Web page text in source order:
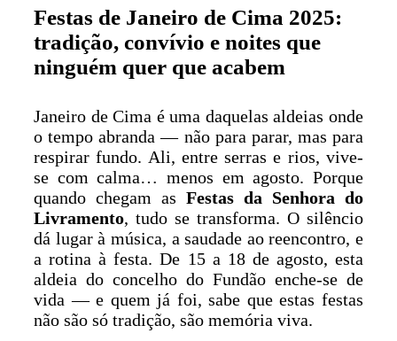
Festas de Janeiro de Cima 2025:
tradição, convívio e noites que
ninguém quer que acabem
Janeiro de Cima é uma daquelas aldeias onde
o tempo abranda — não para parar, mas para
respirar fundo. Ali, entre serras e rios, vive-
se com calma… menos em agosto. Porque
quando chegam as Festas da Senhora do
Livramento, tudo se transforma. O silêncio
dá lugar à música, a saudade ao reencontro, e
a rotina à festa. De 15 a 18 de agosto, esta
aldeia do concelho do Fundão enche-se de
vida — e quem já foi, sabe que estas festas
não são só tradição, são memória viva.